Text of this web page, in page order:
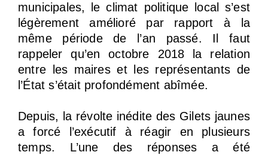
municipales, le climat politique local s’est
légèrement amélioré par rapport à la
même période de l’an passé. Il faut
rappeler qu’en octobre 2018 la relation
entre les maires et les représentants de
l’État s’était profondément abîmée.
Depuis, la révolte inédite des Gilets jaunes
a forcé l’exécutif à réagir en plusieurs
temps. L’une des réponses a été